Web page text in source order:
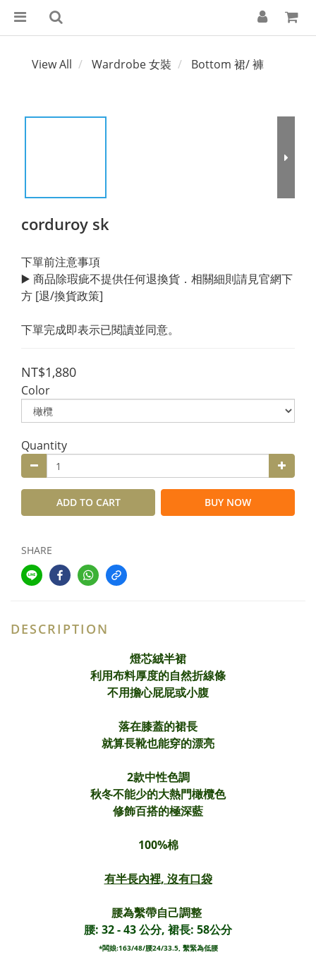
View All Wardrobe 女裝 Bottom 裙/ 褲
corduroy sk
下單前注意事項
▶️ 商品除瑕疵不提供任何退換貨．相關細則請見官網下
方 [退/換貨政策]
下單完成即表示已閱讀並同意。
NT$1,880
Color
Quantity
ADD TO CART BUY NOW
SHARE
DESCRIPTION
燈芯絨半裙
利用布料厚度的自然折線條
不用擔心屁屁或小腹
落在膝蓋的裙長
就算長靴也能穿的漂亮
2款中性色調
秋冬不能少的大熱門橄欖色
修飾百搭的極深藍
100%棉
有半長內裡, 沒有口袋
腰為繫帶自己調整
腰: 32 - 43 公分, 裙長: 58公分
*闆娘:163/48/腰24/33.5, 繫緊為低腰